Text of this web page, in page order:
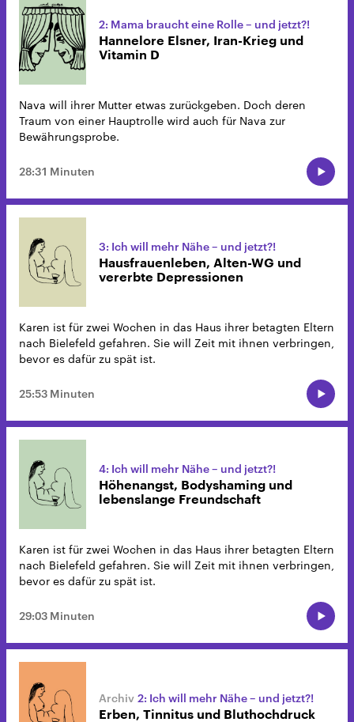
2: Mama braucht eine Rolle – und jetzt?!
Hannelore Elsner, Iran-Krieg und
Vitamin D
Nava will ihrer Mutter etwas zurückgeben. Doch deren
Traum von einer Hauptrolle wird auch für Nava zur
Bewährungsprobe.
28:31 Minuten
3: Ich will mehr Nähe – und jetzt?!
Hausfrauenleben, Alten-WG und
vererbte Depressionen
Karen ist für zwei Wochen in das Haus ihrer betagten Eltern
nach Bielefeld gefahren. Sie will Zeit mit ihnen verbringen,
bevor es dafür zu spät ist.
25:53 Minuten
4: Ich will mehr Nähe – und jetzt?!
Höhenangst, Bodyshaming und
lebenslange Freundschaft
Karen ist für zwei Wochen in das Haus ihrer betagten Eltern
nach Bielefeld gefahren. Sie will Zeit mit ihnen verbringen,
bevor es dafür zu spät ist.
29:03 Minuten
2: Ich will mehr Nähe – und jetzt?!
Erben, Tinnitus und Bluthochdruck